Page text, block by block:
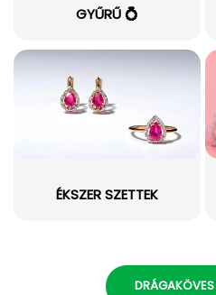
GYŰRŰ 💍
ÉKSZER SZETTEK
DRÁGAKÖVES